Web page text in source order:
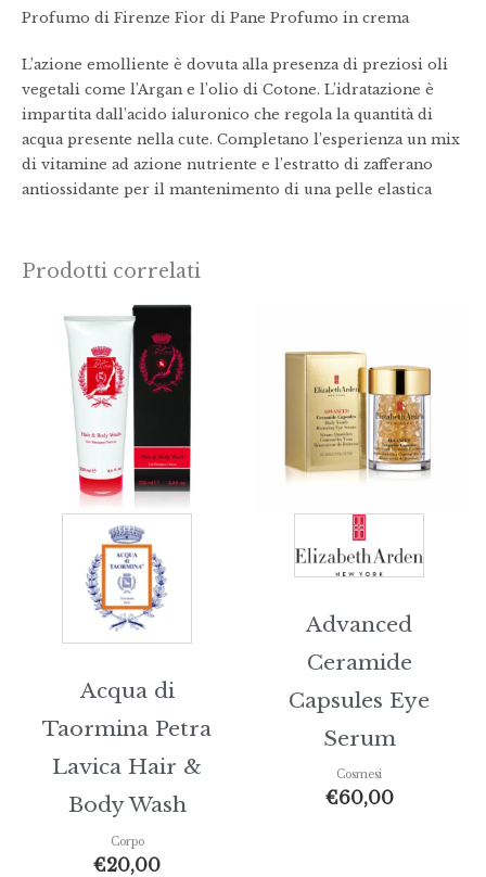
Profumo di Firenze Fior di Pane Profumo in crema
L’azione emolliente è dovuta alla presenza di preziosi oli
vegetali come l’Argan e l’olio di Cotone. L’idratazione è
impartita dall’acido ialuronico che regola la quantità di
acqua presente nella cute. Completano l’esperienza un mix
di vitamine ad azione nutriente e l’estratto di zafferano
antiossidante per il mantenimento di una pelle elastica
Prodotti correlati
Acqua di
Taormina Petra
Lavica Hair &
Body Wash
Corpo
€20,00
Advanced
Ceramide
Capsules Eye
Serum
Cosmesi
€60,00